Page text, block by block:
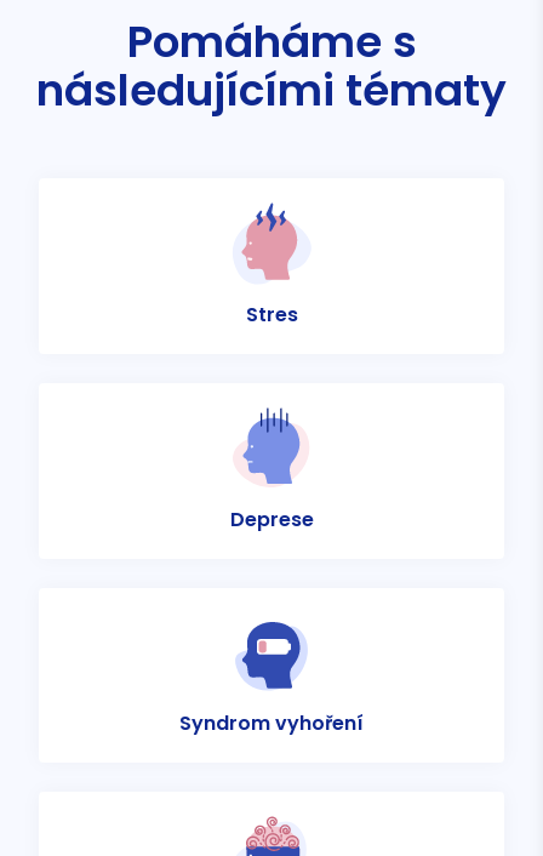
Pomáháme s
následujícími tématy
Stres
Deprese
Syndrom vyhoření